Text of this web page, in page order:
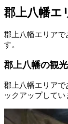
郡上八幡エ
郡上八幡エリアで
す。
郡上八幡の観
郡上八幡エリア
ックアップしてい